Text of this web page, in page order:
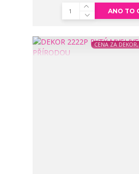
ANO TO
CENA ZA DEKOR,